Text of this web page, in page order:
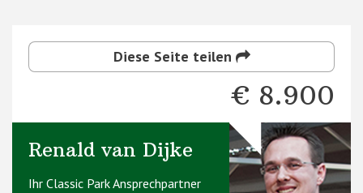
Diese Seite teilen
€ 8.900
Renald van Dijke
Ihr Classic Park Ansprechpartner